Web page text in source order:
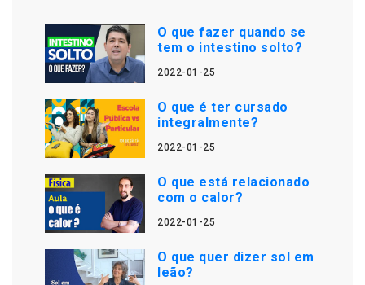
O que fazer quando se
tem o intestino solto?
2022-01-25
O que é ter cursado
integralmente?
2022-01-25
O que está relacionado
com o calor?
2022-01-25
O que quer dizer sol em
leão?